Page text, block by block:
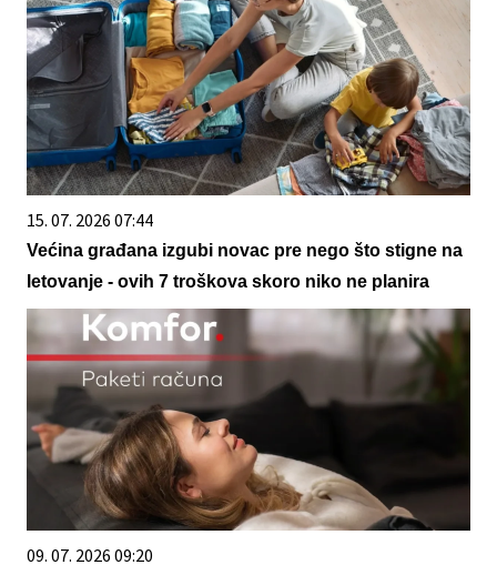
15. 07. 2026 07:44
Većina građana izgubi novac pre nego što stigne na
letovanje - ovih 7 troškova skoro niko ne planira
09. 07. 2026 09:20